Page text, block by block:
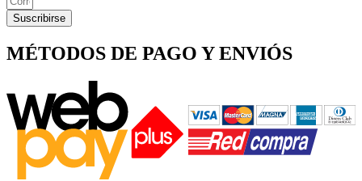
Suscribirse
MÉTODOS DE PAGO Y ENVIÓS